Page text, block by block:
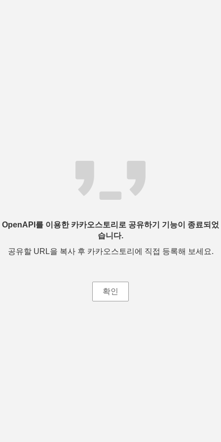
OpenAPI를 이용한 카카오스토리로 공유하기 기능이 종료되었
습니다.
공유할 URL을 복사 후 카카오스토리에 직접 등록해 보세요.
확인